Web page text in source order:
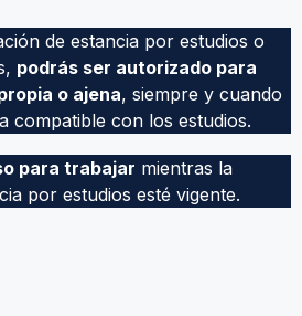
de estancia por estudios o
podrás ser autorizado para
o ajena, siempre y cuando
compatible con los estudios.
para trabajar mientras la
por estudios esté vigente.